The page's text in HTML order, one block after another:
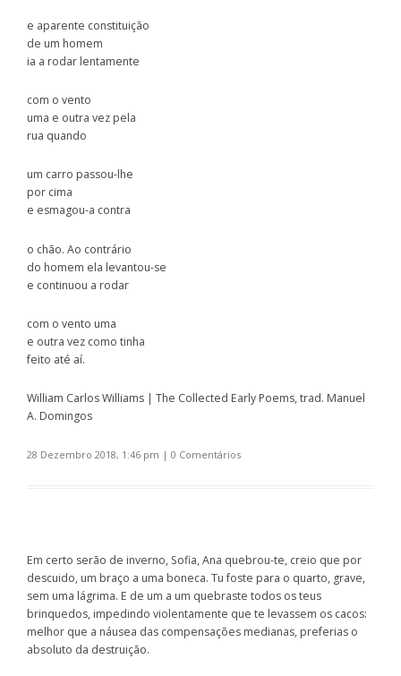
e aparente constituição
de um homem
ia a rodar lentamente
com o vento
uma e outra vez pela
rua quando
um carro passou-lhe
por cima
e esmagou-a contra
o chão. Ao contrário
do homem ela levantou-se
e continuou a rodar
com o vento uma
e outra vez como tinha
feito até aí.
William Carlos Williams | The Collected Early Poems, trad. Manuel
A. Domingos
28 Dezembro 2018, 1:46 pm | 0 Comentários
Em certo serão de inverno, Sofia, Ana quebrou-te, creio que por
descuido, um braço a uma boneca. Tu foste para o quarto, grave,
sem uma lágrima. E de um a um quebraste todos os teus
brinquedos, impedindo violentamente que te levassem os cacos:
melhor que a náusea das compensações medianas, preferias o
absoluto da destruição.